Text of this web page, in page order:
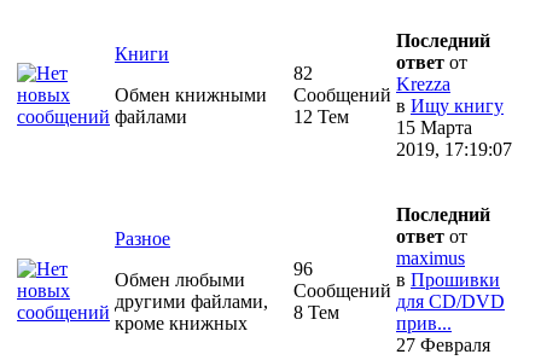
Книги
Обмен книжными
файлами
82
Сообщений
12 Тем
Последний
ответ от
Krezza
в Ищу книгу
15 Марта
2019, 17:19:07
Разное
Обмен любыми
другими файлами,
кроме книжных
96
Сообщений
8 Тем
Последний
ответ от
maximus
в Прошивки
для CD/DVD
прив...
27 Февраля